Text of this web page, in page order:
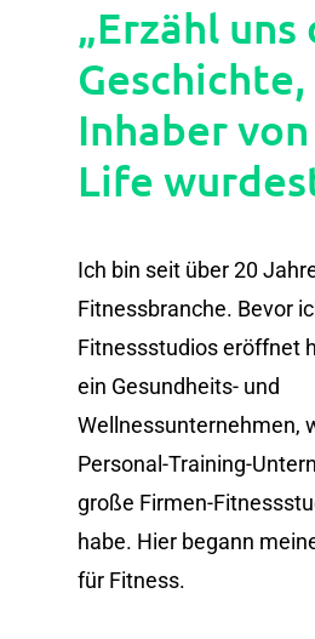
„Erzähl uns
Inhaber
Life
Ich bin seit über 20
Fitnessbranche. Bevor
Fitnessstudios eröffnet
ein Gesundheits- und
Wellnessunternehmen,
Personal-Training-
große Firmen-
habe. Hier begann
für Fitness.